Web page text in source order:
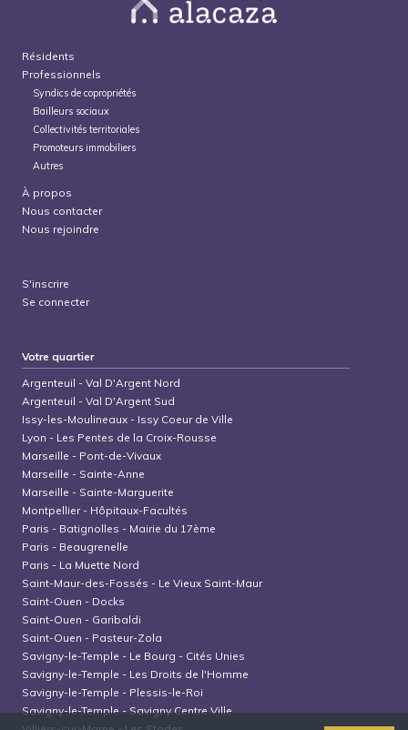
Résidents
Professionnels
Syndics de copropriétés
Bailleurs sociaux
Collectivités territoriales
Promoteurs immobiliers
Autres
À propos
Nous contacter
Nous rejoindre
S'inscrire
Se connecter
Votre quartier
Argenteuil -Val D'Argent Nord
Argenteuil -Val D'Argent Sud
Issy-les-Moulineaux - Issy Coeur de Ville
Lyon - Les Pentes de la Croix-Rousse
Marseille - Pont-de-Vivaux
Marseille - Sainte-Anne
Marseille - Sainte-Marguerite
Montpellier- Hôpitaux-Facultés
Paris - Batignolles - Mairie du 17ème
Paris - Beaugrenelle
Paris - La Muette Nord
Saint-Maur-des-Fossés - Le Vieux Saint-Maur
Saint-Ouen - Docks
Saint-Ouen - Garibaldi
Saint-Ouen - Pasteur-Zola
Savigny-le-Temple - Le Bourg - Cités Unies
Savigny-le-Temple - Les Droits de l'Homme
Savigny-le-Temple - Plessis-le-Roi
Savigny-le-Temple-Savigny Centre Ville